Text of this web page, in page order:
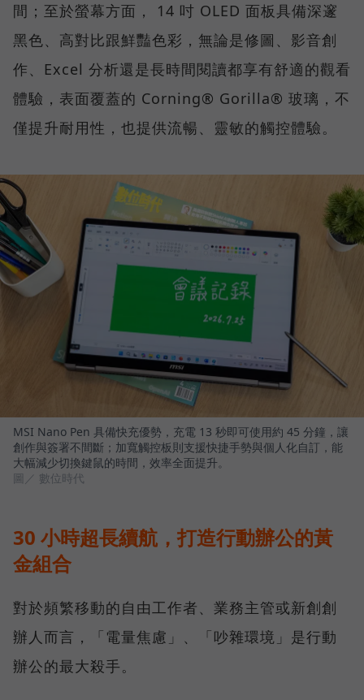
間；至於螢幕方面， 14 吋 OLED 面板具備深邃
黑色、高對比跟鮮豔色彩，無論是修圖、影音創
作、Excel 分析還是長時間閱讀都享有舒適的觀看
體驗，表面覆蓋的 Corning® Gorilla® 玻璃，不
僅提升耐用性，也提供流暢、靈敏的觸控體驗。
MSI Nano Pen 具備快充優勢，充電 13 秒即可使用約 45 分鐘，讓
創作與簽署不間斷；加寬觸控板則支援快捷手勢與個人化自訂，能
大幅減少切換鍵鼠的時間，效率全面提升。
圖／ 數位時代
30 小時超長續航，打造行動辦公的黃
金組合
對於頻繁移動的自由工作者、業務主管或新創創
辦人而言，「電量焦慮」、「吵雜環境」是行動
辦公的最大殺手。